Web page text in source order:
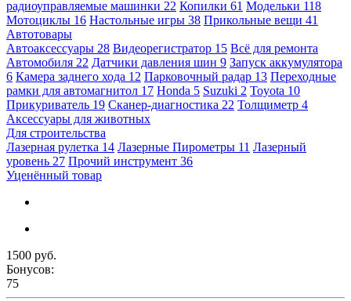
радиоуправляемые машинки 22 Копилки 61 Модельки 118
Мотоциклы 16 Настольные игры 38 Прикольные вещи 41
Автотовары
Автоаксессуары 28 Видеорегистратор 15 Всё для ремонта
Автомобиля 22 Датчики давления шин 9 Запуск аккумулятора
6 Камера заднего хода 12 Парковочный радар 13 Переходные
рамки для автомагнитол 17 Honda 5 Suzuki 2 Toyota 10
Прикуриватель 19 Сканер-диагностика 22 Толщиметр 4
Аксессуары для животных
Для строительства
Лазерная рулетка 14 Лазерные Пирометры 11 Лазерный
уровень 27 Прочий инструмент 36
Уценённый товар
1500 руб.
Бонусов:
75